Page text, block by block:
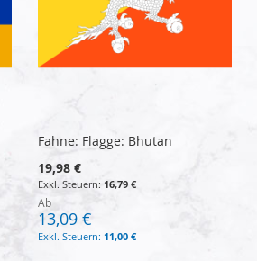
Fahne: Flagge: Bhutan
19,98 €
16,79 €
Ab
13,09 €
11,00 €